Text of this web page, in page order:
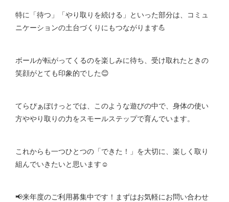
特に「待つ」「やり取りを続ける」といった部分は、コミュ
ニケーションの土台づくりにもつながります💪
ボールが転がってくるのを楽しみに待ち、受け取れたときの
笑顔がとても印象的でした😊
てらぴぁぽけっとでは、このような遊びの中で、身体の使い
方ややり取りの力をスモールステップで育んでいます。
これからも一つひとつの「できた！」を大切に、楽しく取り
組んでいきたいと思います☺️
📢来年度のご利用募集中です！まずはお気軽にお問い合わせ